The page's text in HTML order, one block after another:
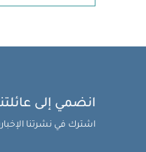
انضمي إلى
اشترك في نشرتنا